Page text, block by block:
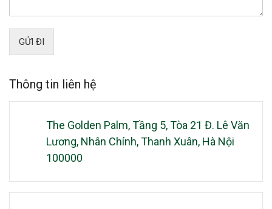
GỬI ĐI
Thông tin liên hệ
The Golden Palm, Tầng 5, Tòa 21 Đ. Lê Văn
Lương, Nhân Chính, Thanh Xuân, Hà Nội
100000